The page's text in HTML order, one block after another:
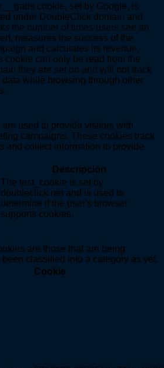
__gads cookie, set by Google, is
under DoubleClick domain and
the number of times users see an
measures the success of the
and calculates its revenue.
cookie can only be read from the
they are set on and will not track
data while browsing through other
used to provide visitors with
campaigns. These cookies track
and collect information to provide
Descripción
The test_cookie is set by
doubleclick.net and is used to
determine if the user's browser
supports cookies.
are those that are being
classified into a category as yet.
Cookie